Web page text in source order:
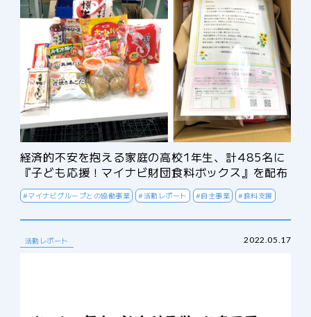
経済的不安を抱える家庭の高校1年生、計485名に
『子ども応援！マイナビ財団食料ボックス』を配布
#マイナビグループとの協働事業 #活動レポート #自主事業 #食料支援
活動レポート 2022.05.17